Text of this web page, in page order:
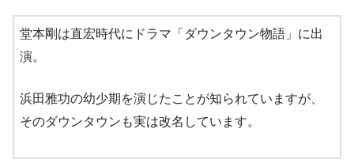
堂本剛は直宏時代にドラマ「 ダウンタウン物語 」に出
演。
浜田雅功の幼少期を演じたことが知られていますが、
そのダウンタウンも実は改名しています。